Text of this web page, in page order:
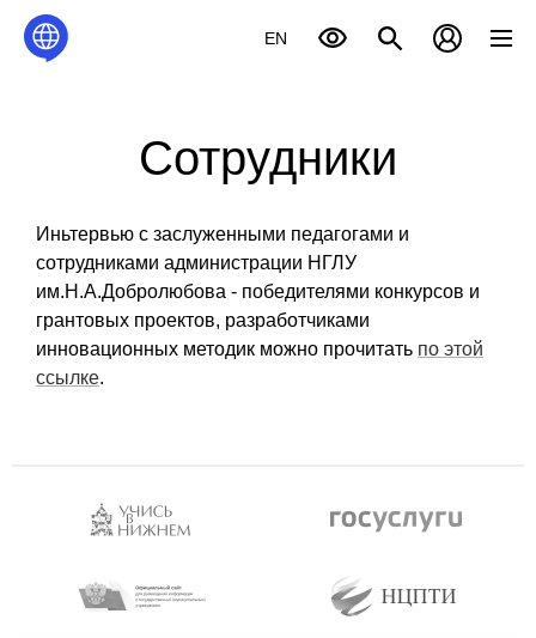
EN
Сотрудники
Иньтервью с заслуженными педагогами и
сотрудниками администрации НГЛУ
им.Н.А.Добролюбова - победителями конкурсов и
грантовых проектов, разработчиками
инновационных методик можно прочитать по этой
ссылке.